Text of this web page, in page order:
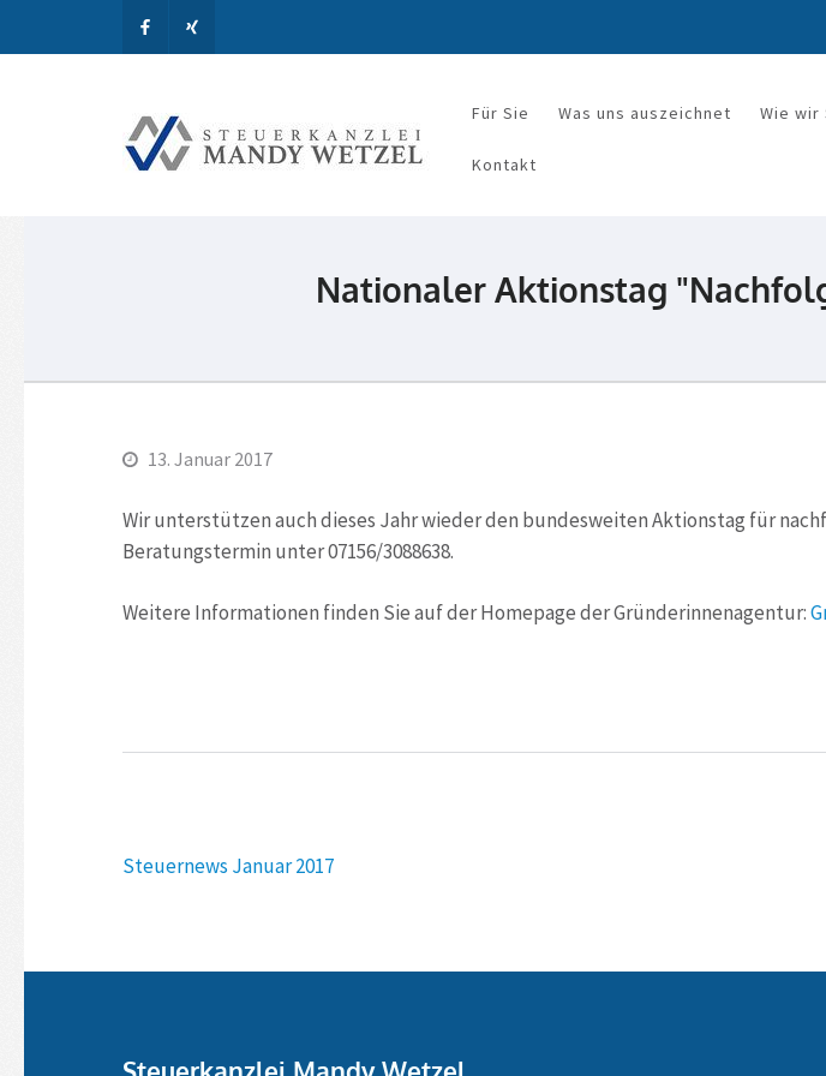
Steuerkanzlei Mandy
Für Sie Was uns auszeichnet Wie wir
Kontakt
Nationaler Aktionstag
13. Januar 2017
Wir unterstützen auch dieses Jahr wieder den bundesweiten Aktionstag für
Beratungstermin unter 07156/3088638.
Weitere Informationen finden Sie auf der Homepage der Gründerinnenagentur:
Beitragsnavigation
Steuernews Januar 2017